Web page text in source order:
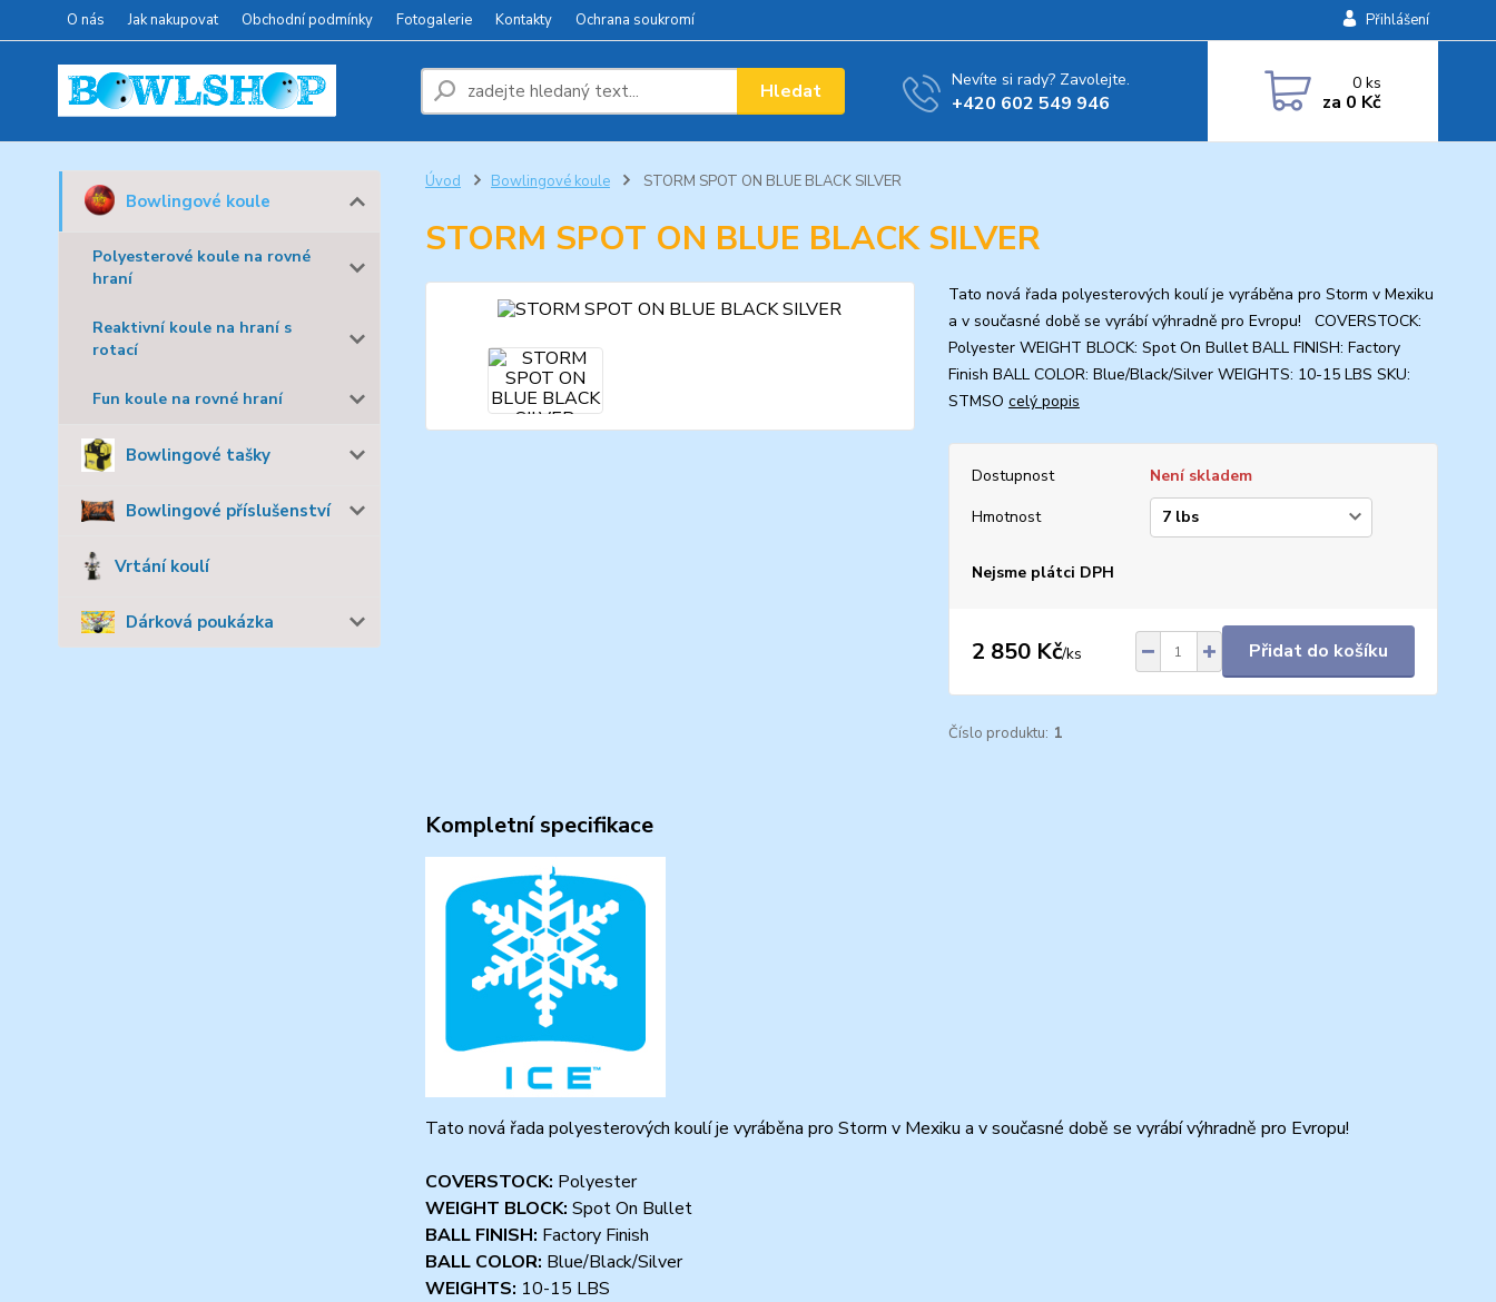
O nás Jak nakupovat Obchodní podmínky Fotogalerie Kontakty Ochrana soukromí Přihlášení
Hledat Nevíte si rady? Zavolejte.
+420 602 549 946
0ks
za 0 Kč
Bowlingové koule
Polyesterové koule na rovné
hraní
Reaktivní koule na hraní s
rotací
Fun koule na rovné hraní
Bowlingové tašky
Bowlingové příslušenství
Vrtání koulí
Dárková poukázka
Úvod Bowlingové koule STORM SPOT ON BLUE BLACK SILVER
STORM SPOT ON BLUE BLACK SILVER
Tato nová řada polyesterových koulí je vyráběna pro Storm v Mexiku
a v současné době se vyrábí výhradně pro Evropu! COVERSTOCK:
Polyester WEIGHT BLOCK: Spot On Bullet BALL FINISH: Factory
Finish BALL COLOR: Blue/Black/Silver WEIGHTS: 10-15 LBS SKU:
STMSO celý popis
Dostupnost
Není skladem
Hmotnost
Nejsme plátci DPH
2 850 Kč/ks Přidat do košíku
Číslo produktu: 1
Kompletní specifikace
Tato nová řada polyesterových koulí je vyráběna pro Storm v Mexiku a v současné době se vyrábí výhradně pro Evropu!
COVERSTOCK: Polyester
WEIGHT BLOCK: Spot On Bullet
BALL FINISH: Factory Finish
BALL COLOR: Blue/Black/Silver
WEIGHTS: 10-15 LBS